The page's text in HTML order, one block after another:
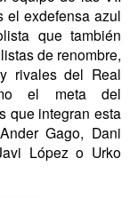
el exdefensa azul
que también
de renombre,
rivales del Real
el meta del
que integran esta
Gago, Dani
López o Urko